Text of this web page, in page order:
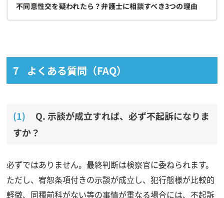
不同意性交を疑われたら？弁護士に相談すべき3つの理由
よくある質問（FAQ）
Q. 示談が成立すれば、必ず不起訴になりま
すか？
必ずではありません。最終判断は検察官に委ねられます。
ただし、宥恕条項付きの示談が成立し、犯行態様が比較的
軽微、同種前科がない等の事情が重なる場合には、不起訴